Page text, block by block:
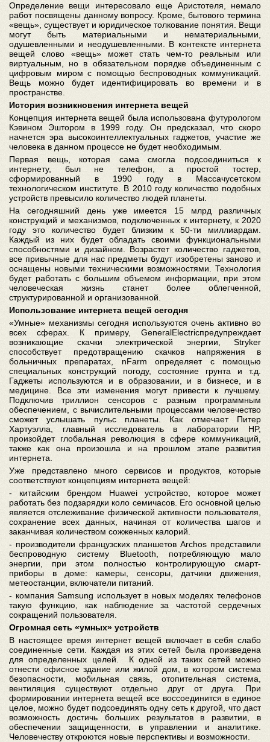
Определение вещи интересовало еще Аристотеля, немало
работ посвящены данному вопросу. Кроме, бытового термина
«вещь», существует и юридическое толкование понятия. Вещи
могут быть материальными и нематериальными,
одушевленными и неодушевленными. В контексте интернета
вещей слово «вещь» может стать чем-то реальным или
виртуальным, но в обязательном порядке объединенным с
цифровым миром с помощью беспроводных коммуникаций.
Вещь можно будет идентифицировать во времени и в
пространстве.
История возникновения интернета вещей
Концепция интернета вещей была использована футурологом
Кэвином Эштором в 1999 году. Он предсказал, что скоро
начнется эра высокоинтеллектуальных гаджетов, участие же
человека в данном процессе не будет необходимым.
Первая вещь, которая сама смогла подсоединиться к
интернету, был не телефон, а простой тостер,
сформированный в 1990 году в Массачусетском
технологическом институте. В 2010 году количество подобных
устройств превысило количество людей планеты.
На сегодняшний день уже имеется 15 млрд различных
конструкций и механизмов, подключенных к интернету, к 2020
году это количество будет близким к 50-ти миллиардам.
Каждый из них будет обладать своими функциональными
способностями и дизайном. Возрастет количество гаджетов,
все привычные для нас предметы будут изобретены заново и
оснащены новыми техническими возможностями. Технология
будет работать с большим объемом информации, при этом
человеческая жизнь станет более облегченной,
структурированной и организованной.
Использование интернета вещей сегодня
«Умные» механизмы сегодня используются очень активно во
всех сферах. К примеру, GeneralElectricпредупреждает
возникающие скачки электрической энергии, Stryker
способствует предотвращению скачков напряжения в
больничных препаратах, nFarm определяет с помощью
специальных конструкций погоду, состояние грунта и т.д.
Гаджеты используются и в образовании, и в бизнесе, и в
медицине. Все эти изменения могут привести к лучшему.
Подключив триллион сенсоров с разным программным
обеспечением, с вычислительными процессами человечество
сможет услышать пульс планеты. Как отмечает Питер
Хартуэлла, главный исследователь в лаборатории HP,
произойдет глобальная революция в сфере коммуникаций,
также как она произошла и на прошлом этапе развития
интернета.
Уже представлено много сервисов и продуктов, которые
соответствуют концепциям интернета вещей:
- китайским брендом Huawei устройство, которое может
работать без подзарядки коло семичасов. Его основной целью
является отслеживание физической активности пользователя,
сохранение всех данных, начиная от количества шагов и
заканчивая количеством сожженных калорий.
- производители французских планшетов Archos представили
беспроводную систему Bluetooth, потребляющую мало
энергии, при этом полностью контролирующую смарт-
приборы в доме: камеры, сенсоры, датчики движения,
метеостанции, включатели питаний.
- компания Samsung использует в новых моделях телефонов
такую функцию, как наблюдение за частотой сердечных
сокращений пользователя.
Огромная сеть «умных» устройств
В настоящее время интернет вещей включает в себя слабо
соединенные сети. Каждая из этих сетей была произведена
для определенных целей. К одной из таких сетей можно
отнести офисное здание или жилой дом, в котором система
безопасности, мобильная связь, отопительная система,
вентиляция существуют отдельно друг от друга. При
формировании интернета вещей все воссоединится в единое
целое, можно будет подсоединять одну сеть к другой, что даст
возможность достичь больших результатов в развитии, в
обеспечении защищенности, в управлении и аналитике.
Человечеству откроются новые перспективы и возможности.